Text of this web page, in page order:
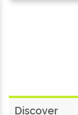
Discover